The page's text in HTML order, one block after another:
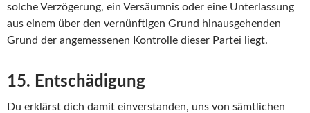
solche Verzögerung, ein Versäumnis oder eine Unterlassung
aus einem über den vernünftigen Grund hinausgehenden
Grund der angemessenen Kontrolle dieser Partei liegt.
15. Entschädigung
Du erklärst dich damit einverstanden, uns von sämtlichen